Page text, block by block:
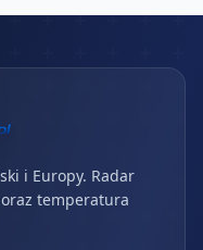
i Europy. Radar
temperatura